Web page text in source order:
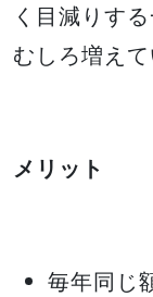
く目減りす
むしろ増えて
メリット
毎年同じ